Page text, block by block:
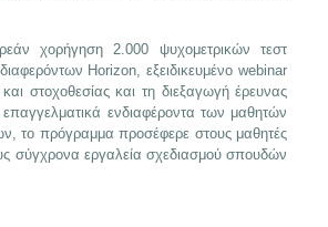
χορήγηση 2.000 ψυχομετρικών τεστ
Horizon, εξειδικευμένο webinar
και στοχοθεσίας και τη διεξαγωγή έρευνας
ενδιαφέροντα των μαθητών
το πρόγραμμα προσέφερε στους μαθητές
σύγχρονα εργαλεία σχεδιασμού σπουδών